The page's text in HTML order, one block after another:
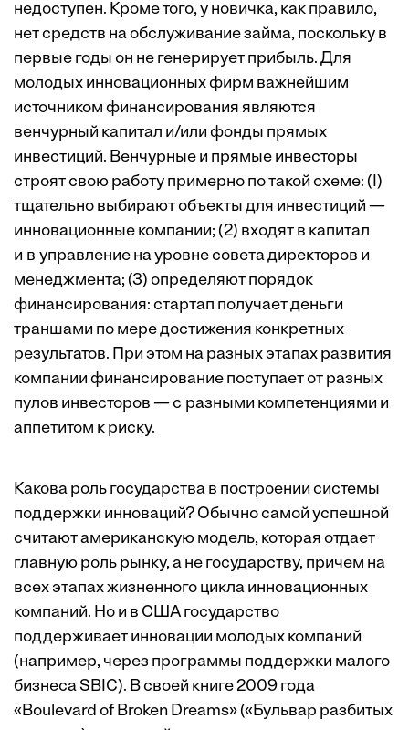
недоступен. Кроме того, у новичка, как правило,
нет средств на обслуживание займа, поскольку в
первые годы он не генерирует прибыль. Для
молодых инновационных фирм важнейшим
источником финансирования являются
венчурный капитал и/или фонды прямых
инвестиций. Венчурные и прямые инвесторы
строят свою работу примерно по такой схеме: (I)
тщательно выбирают объекты для инвестиций —
инновационные компании; (2) входят в капитал
и в управление на уровне совета директоров и
менеджмента; (3) определяют порядок
финансирования: стартап получает деньги
траншами по мере достижения конкретных
результатов. При этом на разных этапах развития
компании финансирование поступает от разных
пулов инвесторов — с разными компетенциями и
аппетитом к риску.
Какова роль государства в построении системы
поддержки инноваций? Обычно самой успешной
считают американскую модель, которая отдает
главную роль рынку, а не государству, причем на
всех этапах жизненного цикла инновационных
компаний. Но и в США государство
поддерживает инновации молодых компаний
(например, через программы поддержки малого
бизнеса SBIC). В своей книге 2009 года
«Boulevard of Broken Dreams» («Бульвар разбитых